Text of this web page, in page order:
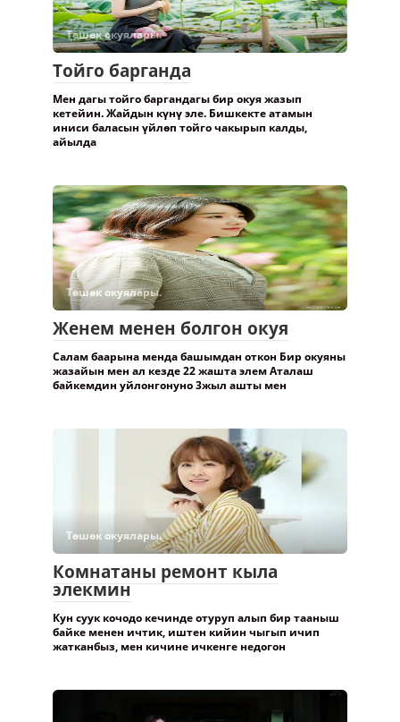
Төшөк окуялары.
Тойго барганда
Мен дагы тойго баргандагы бир окуя жазып
кетейин. Жайдын күнү эле. Бишкекте атамын
иниси баласын үйлөп тойго чакырып калды,
айылда
Төшөк окуялары.
Женем менен болгон окуя
Салам баарына менда башымдан откон Бир окуяны
жазайын мен ал кезде 22 жашта элем Аталаш
байкемдин уйлонгонуно 3жыл ашты мен
Төшөк окуялары.
Комнатаны ремонт кыла
элекмин
Кун суук кочодо кечинде отуруп алып бир тааныш
байке менен ичтик, иштен кийин чыгып ичип
жатканбыз, мен кичине ичкенге недогон